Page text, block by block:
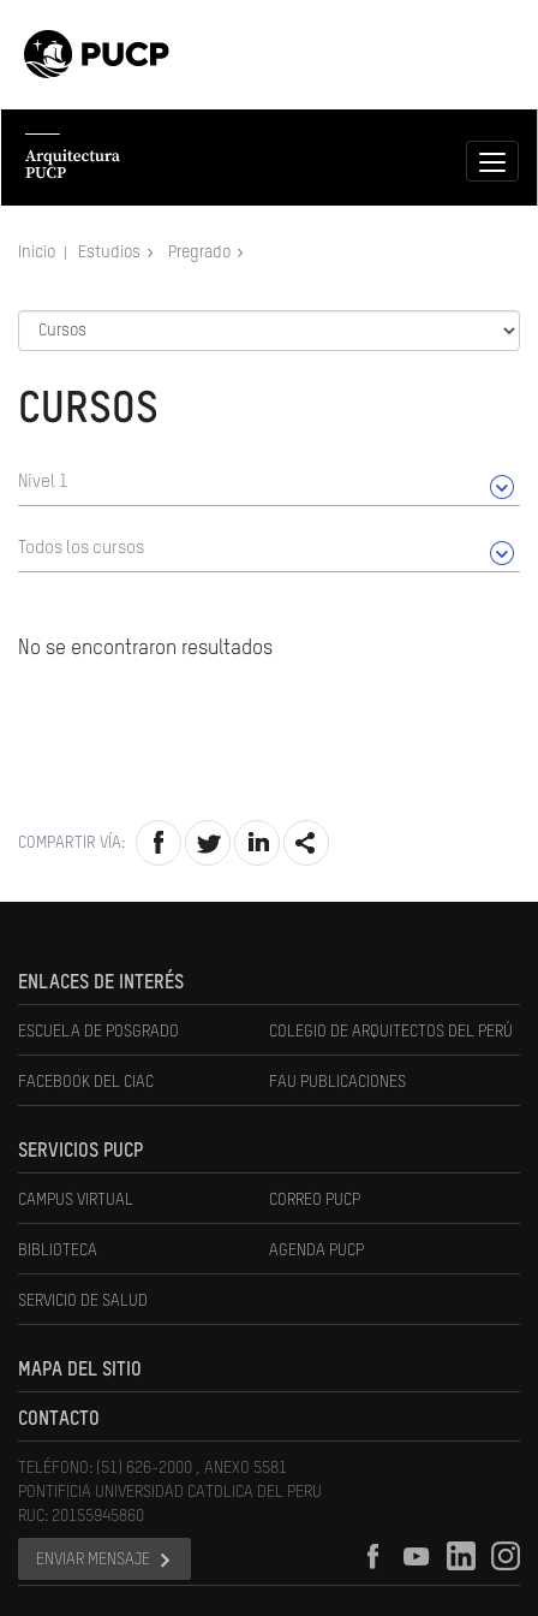
Inicio Estudios Pregrado
CURSOS
Nivel 1
Todos los cursos
No se encontraron resultados
COMPARTIR VÍA:
ENLACES DE INTERÉS
ESCUELA DE POSGRADO COLEGIO DE ARQUITECTOS DEL PERÚ
FACEBOOK DEL CIAC FAU PUBLICACIONES
SERVICIOS PUCP
CAMPUS VIRTUAL CORREO PUCP
BIBLIOTECA AGENDA PUCP
SERVICIO DE SALUD
MAPA DEL SITIO
CONTACTO
TELÉFONO: (51) 626-2000 , ANEXO 5581
PONTIFICIA UNIVERSIDAD CATOLICA DEL PERU
RUC: 20155945860
ENVIAR MENSAJE